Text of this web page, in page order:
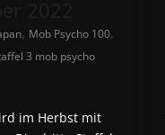
, Mob Psycho 100,
3 mob psycho
im Herbst mit